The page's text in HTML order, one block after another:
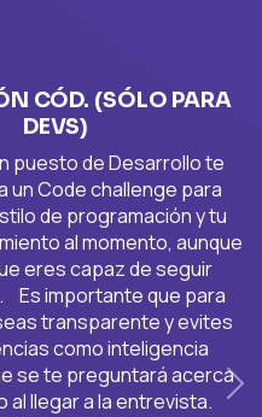
CÓD. (SÓLO PARA
DEVS)
puesto de Desarrollo te
un Code challenge para
de programación y tu
al momento, aunque
eres capaz de seguir
Es importante que para
transparente y evites
como inteligencia
se te preguntará acerca
al llegar a la entrevista.